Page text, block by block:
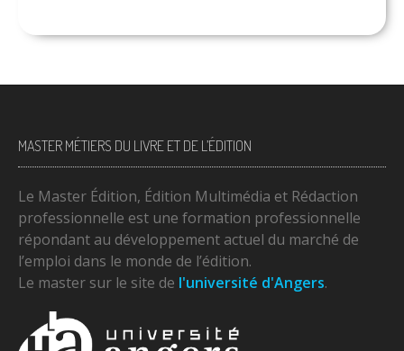
MASTER MÉTIERS DU LIVRE ET DE L’ÉDITION
Le Master Édition, Édition Multimédia et Rédaction
professionnelle est une formation professionnelle
répondant au développement actuel du marché de
l’emploi dans le monde de l’édition.
Le master sur le site de l'université d'Angers.